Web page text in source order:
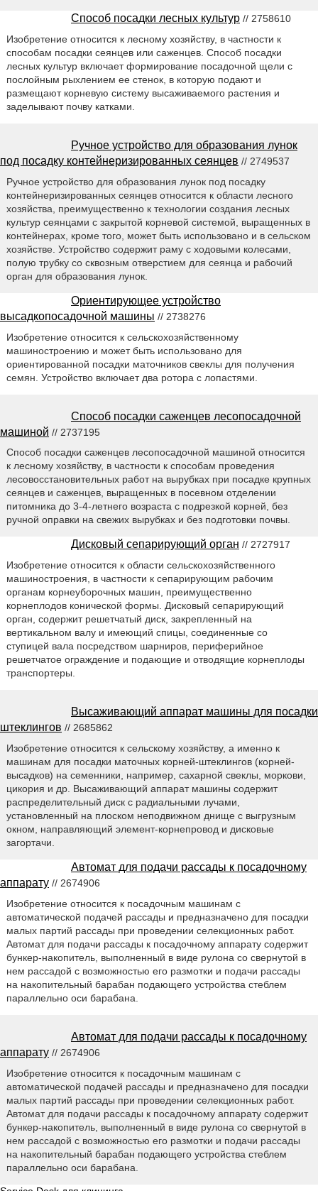
Способ посадки лесных культур // 2758610
Изобретение относится к лесному хозяйству, в частности к
способам посадки сеянцев или саженцев. Способ посадки
лесных культур включает формирование посадочной щели с
послойным рыхлением ее стенок, в которую подают и
размещают корневую систему высаживаемого растения и
заделывают почву катками.
Ручное устройство для образования лунок
под посадку контейнеризированных сеянцев // 2749537
Ручное устройство для образования лунок под посадку
контейнеризированных сеянцев относится к области лесного
хозяйства, преимущественно к технологии создания лесных
культур сеянцами с закрытой корневой системой, выращенных в
контейнерах, кроме того, может быть использовано и в сельском
хозяйстве. Устройство содержит раму с ходовыми колесами,
полую трубку со сквозным отверстием для сеянца и рабочий
орган для образования лунок.
Ориентирующее устройство
высадкопосадочной машины // 2738276
Изобретение относится к сельскохозяйственному
машиностроению и может быть использовано для
ориентированной посадки маточников свеклы для получения
семян. Устройство включает два ротора с лопастями.
Способ посадки саженцев лесопосадочной
машиной // 2737195
Способ посадки саженцев лесопосадочной машиной относится
к лесному хозяйству, в частности к способам проведения
лесовосстановительных работ на вырубках при посадке крупных
сеянцев и саженцев, выращенных в посевном отделении
питомника до 3-4-летнего возраста с подрезкой корней, без
ручной оправки на свежих вырубках и без подготовки почвы.
Дисковый сепарирующий орган // 2727917
Изобретение относится к области сельскохозяйственного
машиностроения, в частности к сепарирующим рабочим
органам корнеуборочных машин, преимущественно
корнеплодов конической формы. Дисковый сепарирующий
орган, содержит решетчатый диск, закрепленный на
вертикальном валу и имеющий спицы, соединенные со
ступицей вала посредством шарниров, периферийное
решетчатое ограждение и подающие и отводящие корнеплоды
транспортеры.
Высаживающий аппарат машины для посадки
штеклингов // 2685862
Изобретение относится к сельскому хозяйству, а именно к
машинам для посадки маточных корней-штеклингов (корней-
высадков) на семенники, например, сахарной свеклы, моркови,
цикория и др. Высаживающий аппарат машины содержит
распределительный диск с радиальными лучами,
установленный на плоском неподвижном днище с выгрузным
окном, направляющий элемент-корнепровод и дисковые
загортачи.
Автомат для подачи рассады к посадочному
аппарату // 2674906
Изобретение относится к посадочным машинам с
автоматической подачей рассады и предназначено для посадки
малых партий рассады при проведении селекционных работ.
Автомат для подачи рассады к посадочному аппарату содержит
бункер-накопитель, выполненный в виде рулона со свернутой в
нем рассадой с возможностью его размотки и подачи рассады
на накопительный барабан подающего устройства стеблем
параллельно оси барабана.
Автомат для подачи рассады к посадочному
аппарату // 2674906
Изобретение относится к посадочным машинам с
автоматической подачей рассады и предназначено для посадки
малых партий рассады при проведении селекционных работ.
Автомат для подачи рассады к посадочному аппарату содержит
бункер-накопитель, выполненный в виде рулона со свернутой в
нем рассадой с возможностью его размотки и подачи рассады
на накопительный барабан подающего устройства стеблем
параллельно оси барабана.